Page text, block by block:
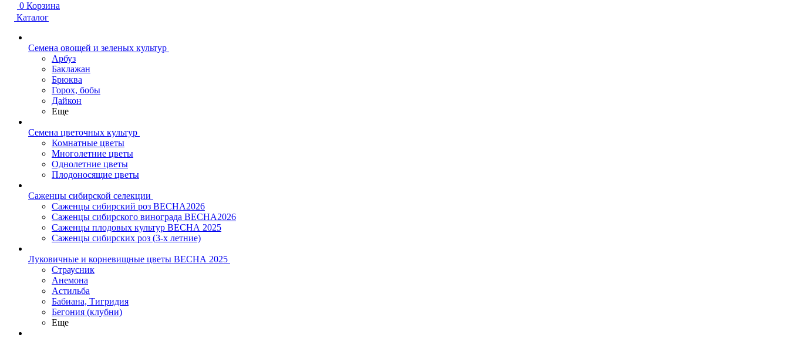
0 Корзина
Каталог
Семена овощей и зеленых культур
Арбуз
Баклажан
Брюква
Горох, бобы
Дайкон
Еще
Семена цветочных культур
Комнатные цветы
Многолетние цветы
Однолетние цветы
Плодоносящие цветы
Саженцы сибирской селекции
Саженцы сибирский роз ВЕСНА2026
Саженцы сибирского винограда ВЕСНА2026
Саженцы плодовых культур ВЕСНА 2025
Саженцы сибирских роз (3-х летние)
Луковичные и корневищные цветы ВЕСНА 2025
Страусник
Анемона
Астильба
Бабиана, Тигридия
Бегония (клубни)
Еще